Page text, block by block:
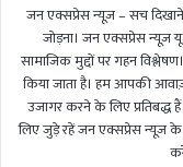
जन एक्सप्रेस न्यूज़ – सच
जोड़ना। जन एक्सप्रेस न्यूज़
सामाजिक मुद्दों पर गहन
किया जाता है। हम आपकी
उजागर करने के लिए प्रतिबद्ध
लिए जुड़े रहें जन एक्सप्रेस न्यूज़ के